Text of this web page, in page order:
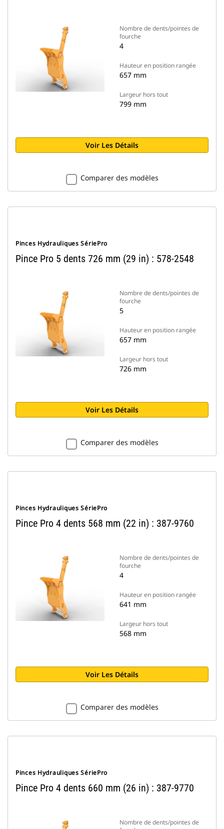
Nombre de dents/pointes de
fourche
4
Hauteur en position rangée
657 mm
Largeur hors tout
799 mm
Voir Les Détails
Comparer des modèles
Pinces Hydrauliques SériePro
Pince Pro 5 dents 726 mm (29 in) : 578-2548
Nombre de dents/pointes de
fourche
5
Hauteur en position rangée
657 mm
Largeur hors tout
726 mm
Voir Les Détails
Comparer des modèles
Pinces Hydrauliques SériePro
Pince Pro 4 dents 568 mm (22 in) : 387-9760
Nombre de dents/pointes de
fourche
4
Hauteur en position rangée
641 mm
Largeur hors tout
568 mm
Voir Les Détails
Comparer des modèles
Pinces Hydrauliques SériePro
Pince Pro 4 dents 660 mm (26 in) : 387-9770
Nombre de dents/pointes de